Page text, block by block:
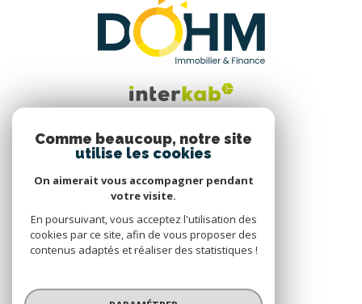
Nous suivre
© 2026 | Tous droits réservés
Comme beaucoup, notre site
utilise les cookies
On aimerait vous accompagner pendant
votre visite.
En poursuivant, vous acceptez l'utilisation des
cookies par ce site, afin de vous proposer des
contenus adaptés et réaliser des statistiques !